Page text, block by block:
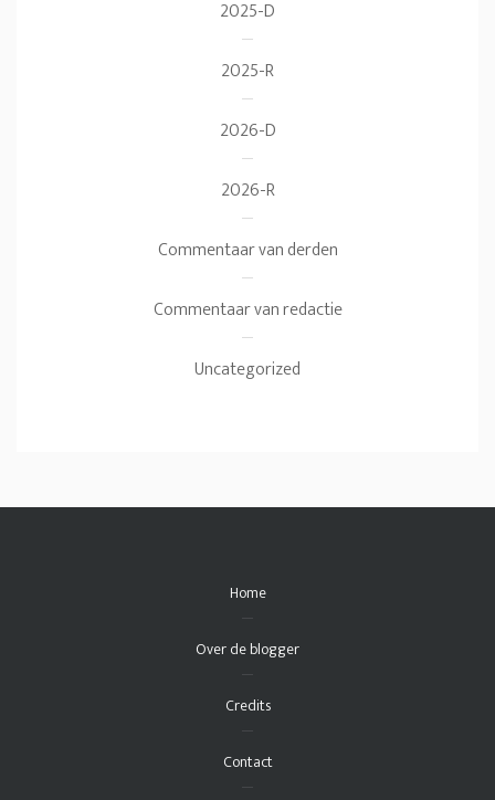
2025-D
2025-R
2026-D
2026-R
Commentaar van derden
Commentaar van redactie
Uncategorized
Home
Over de blogger
Credits
Contact